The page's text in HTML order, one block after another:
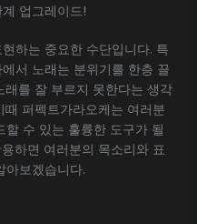
업그레이드!
하는 중요한 수단입니다. 특
서 노래는 분위기를 한층 끌
를 잘 부르지 못한다는 생각
퍼펙트가라오케는 여러분
수 있는 훌륭한 도구가 될
하면 여러분의 목소리와 표
아보겠습니다.